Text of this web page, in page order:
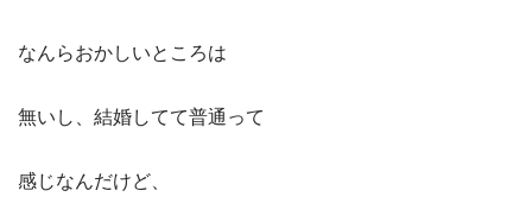
なんらおかしいところは
無いし、結婚してて普通って
感じなんだけど、